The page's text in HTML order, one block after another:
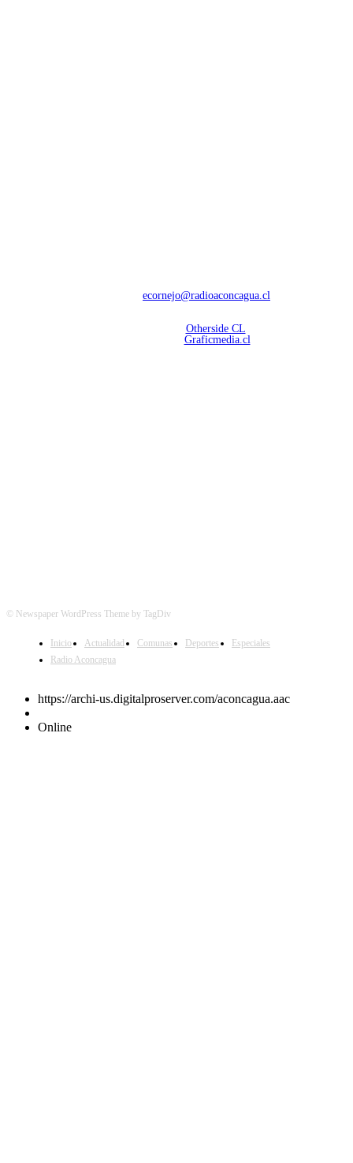
ecornejo@radioaconcagua.cl
Otherside CL
Graficmedia.cl
© Newspaper WordPress Theme by TagDiv
Inicio Actualidad Comunas Deportes
Especiales
Radio Aconcagua
https://archi-us.digitalproserver.com/aconcagua.aac
Online